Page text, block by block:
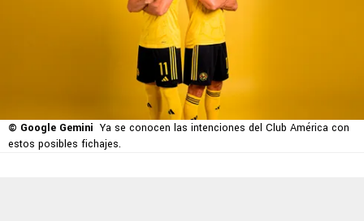
© Google Gemini Ya se conocen las intenciones del Club América con
estos posibles fichajes.